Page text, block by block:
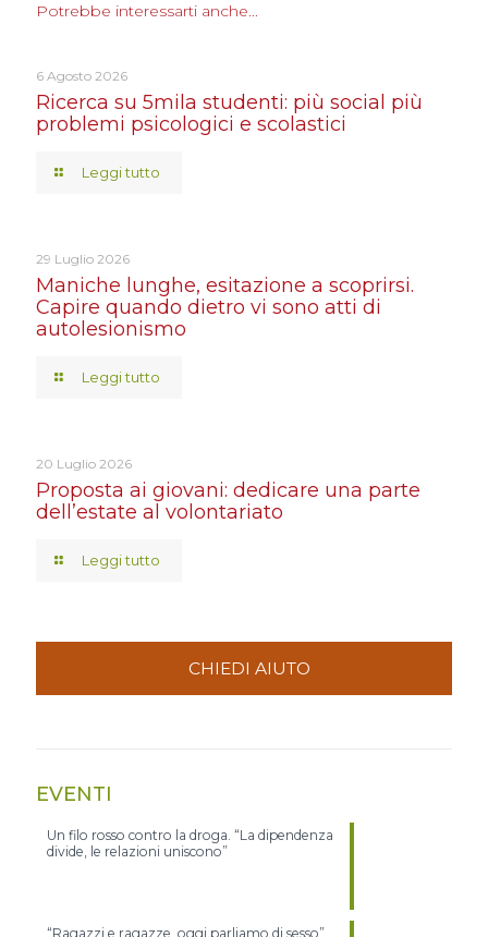
Potrebbe interessarti anche...
6 Agosto 2026
Ricerca su 5mila studenti: più social più
problemi psicologici e scolastici
Leggi tutto
29 Luglio 2026
Maniche lunghe, esitazione a scoprirsi.
Capire quando dietro vi sono atti di
autolesionismo
Leggi tutto
20 Luglio 2026
Proposta ai giovani: dedicare una parte
dell’estate al volontariato
Leggi tutto
CHIEDI AIUTO
EVENTI
Un filo rosso contro la droga. “La dipendenza
divide, le relazioni uniscono”
“Ragazzi e ragazze, oggi parliamo di sesso”.